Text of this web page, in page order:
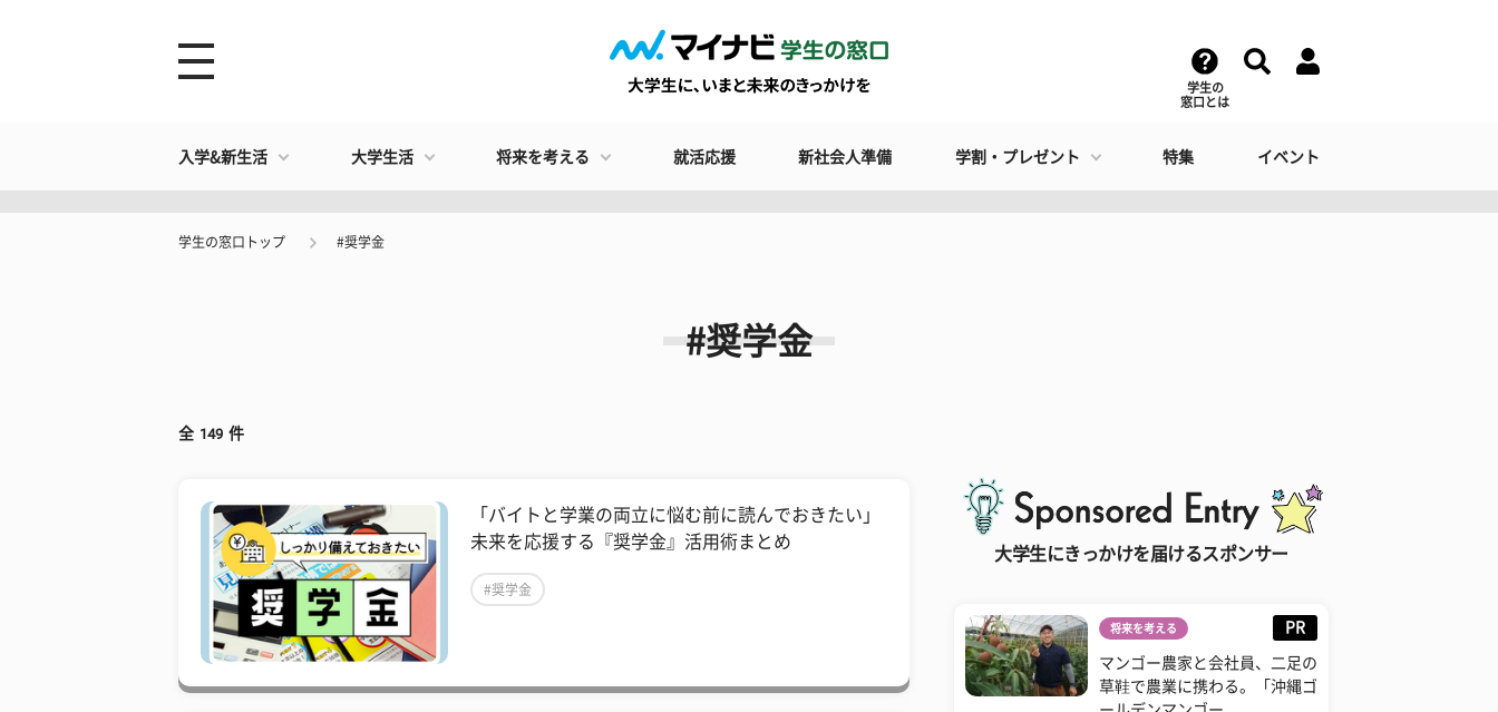
学生の
窓口とは
入学&新生活 大学生活 将来を考える 就活応援 新社会人準備 学割・プレゼント 特集 イベント
学生の窓口トップ #奨学金
#奨学金
全 149 件
「バイトと学業の両立に悩む前に読んでおきたい」
未来を応援する『奨学金』活用術まとめ
#奨学金
大学生にきっかけを届けるスポンサー
将来を考える PR
マンゴー農家と会社員、二足の
草鞋で農業に携わる。「沖縄ゴ